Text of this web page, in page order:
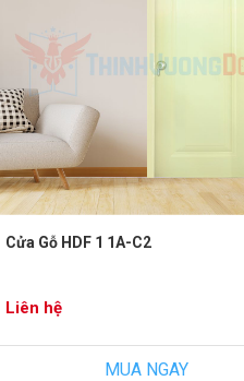
Cửa Gỗ HDF 1 1A-C2
Liên hệ
MUA NGAY